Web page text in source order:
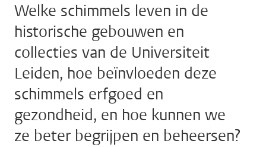
Welke schimmels leven in de
historische gebouwen en
collecties van de Universiteit
Leiden, hoe beïnvloeden deze
schimmels erfgoed en
gezondheid, en hoe kunnen we
ze beter begrijpen en beheersen?